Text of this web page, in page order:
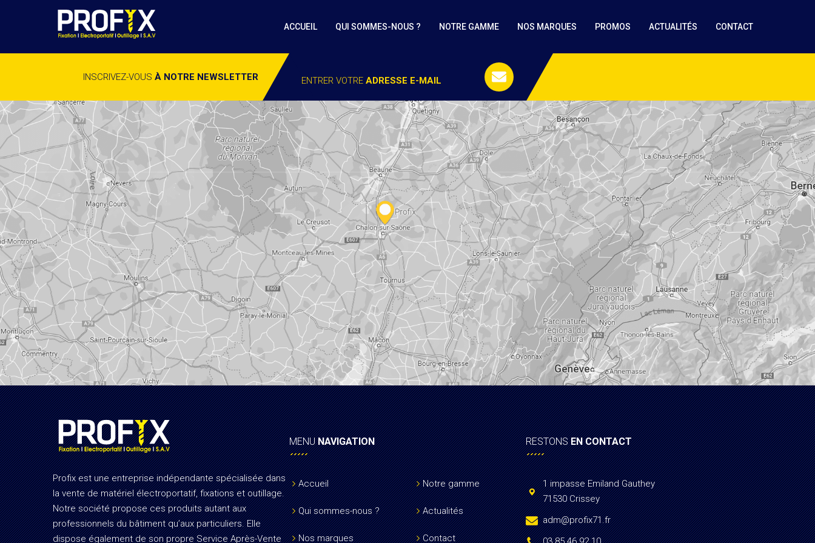
ACCUEIL QUI SOMMES-NOUS ? NOTRE GAMME NOS MARQUES PROMOS ACTUALITÉS CONTACT
INSCRIVEZ-VOUSÀ NOTRE NEWSLETTER ENTRER VOTRE ADRESSE E-MAIL
Profix est une entreprise indépendante spécialisée dans
la vente de matériel électroportatif, fixations et outillage.
Notre société propose ces produits autant aux
professionnels du bâtiment qu’aux particuliers. Elle
dispose également de son propre Service Après-Vente
MENUNAVIGATION
Accueil Notre gamme
Qui sommes-nous ? Actualités
Nos marques Contact
RESTONSEN CONTACT
1 impasse Emiland Gauthey
71530 Crissey
adm@profix71.fr